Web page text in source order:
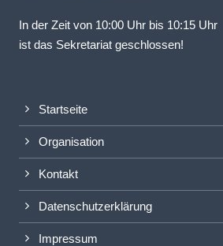
In der Zeit von 10:00 Uhr bis 10:15 Uhr
ist das Sekretariat geschlossen!
Startseite
Organisation
Kontakt
Datenschutzerklärung
Impressum